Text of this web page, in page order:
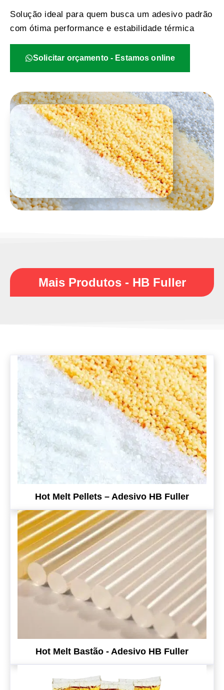
Solução ideal para quem busca um adesivo padrão
com ótima performance e estabilidade térmica
Solicitar orçamento - Estamos online
Mais Produtos - HB Fuller
Hot Melt Pellets – Adesivo HB Fuller
Hot Melt Bastão - Adesivo HB Fuller